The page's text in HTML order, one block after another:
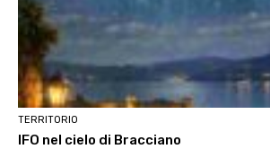
TERRITORIO
IFO nel cielo di Bracciano